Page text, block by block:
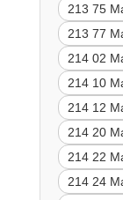
213 75
213 77
214 02
214 10
214 12
214 20
214 22
214 24